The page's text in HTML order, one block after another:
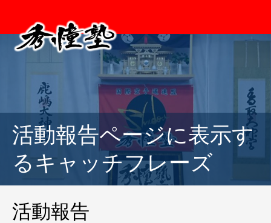
活動報告ページに表示す
るキャッチフレーズ
活動報告